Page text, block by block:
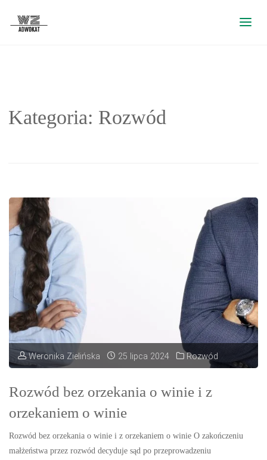
Kategoria: Rozwód
Weronika Zielińska 25 lipca 2024 Rozwód
Rozwód bez orzekania o winie i z
orzekaniem o winie
Rozwód bez orzekania o winie i z orzekaniem o winie O zakończeniu
małżeństwa przez rozwód decyduje sąd po przeprowadzeniu